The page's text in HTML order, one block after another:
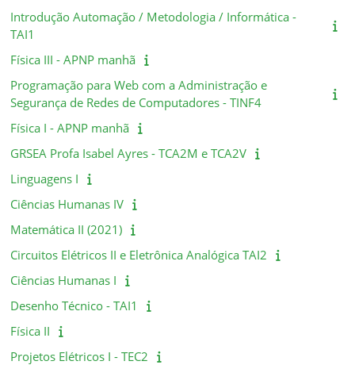
Introdução Automação / Metodologia / Informática -
TAI1
Física III - APNP manhã
Programação para Web com a Administração e
Segurança de Redes de Computadores - TINF4
Física I - APNP manhã
GRSEA Profa Isabel Ayres - TCA2M e TCA2V
Linguagens I
Ciências Humanas IV
Matemática II (2021)
Circuitos Elétricos II e Eletrônica Analógica TAI2
Ciências Humanas I
Desenho Técnico - TAI1
Física II
Projetos Elétricos I - TEC2